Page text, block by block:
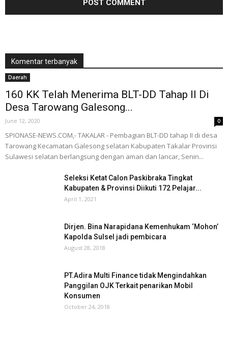
Komentar terbanyak
Daerah
160 KK Telah Menerima BLT-DD Tahap II Di
Desa Tarowang Galesong...
June 12, 2020 0
SPIONASE-NEWS.COM,- TAKALAR - Pembagian BLT-DD tahap II di desa
Tarowang Kecamatan Galesong selatan Kabupaten Takalar Provinsi
Sulawesi selatan berlangsung dengan aman dan lancar, Senin...
Seleksi Ketat Calon Paskibraka Tingkat
Kabupaten & Provinsi Diikuti 172 Pelajar...
April 1, 2021
Dirjen. Bina Narapidana Kemenhukam ‘Mohon’
Kapolda Sulsel jadi pembicara
August 28, 2018
PT.Adira Multi Finance tidak Mengindahkan
Panggilan OJK Terkait penarikan Mobil
Konsumen
October 24, 2018